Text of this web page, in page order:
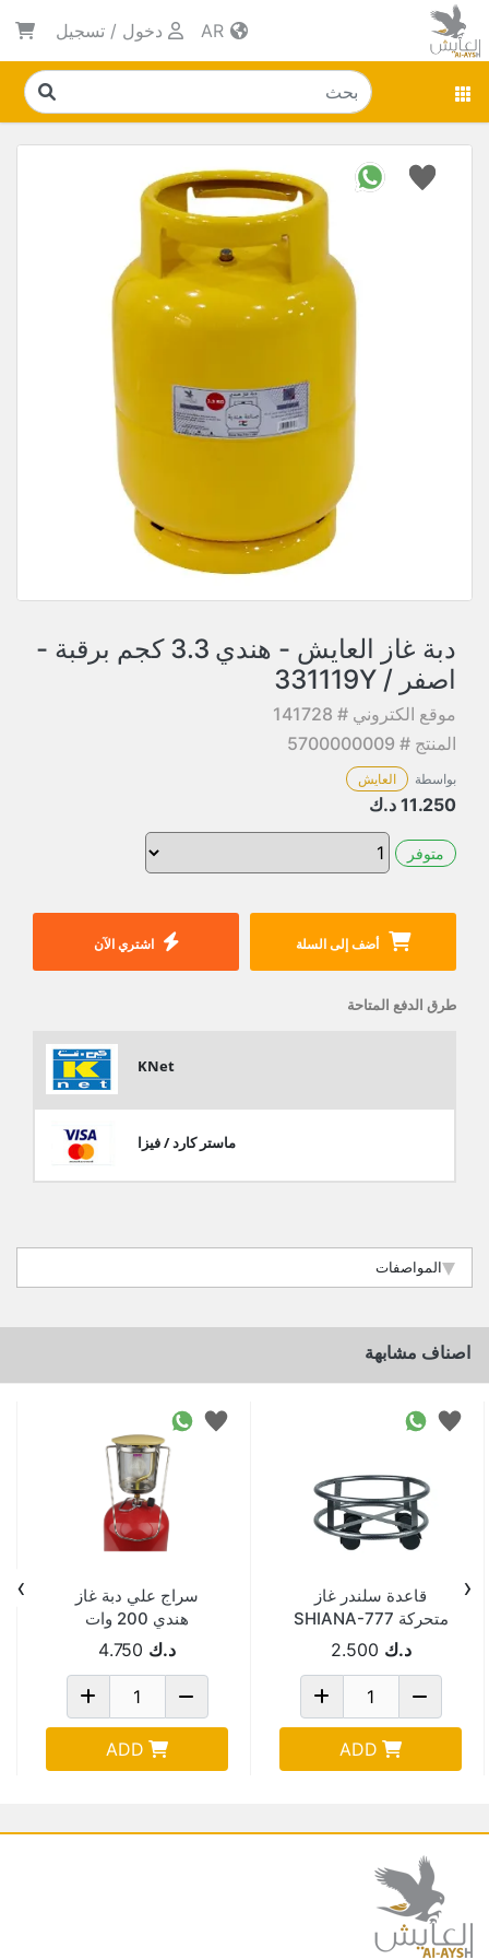
دخول / تسجيل
دبة غاز العايش - هندي 3.3 كجم برقبة -
اصفر / 331119Y
موقع الكتروني # 141728
المنتج # 5700000009
بواسطة العايش
11.250 د.ك
متوفر
أضف إلى السلة اشتري الآن
طرق الدفع المتاحة
KNet
ماستر كارد / فيزا
المواصفات
اصناف مشابهة
قاعدة سلندر غاز
متحركة SHIANA-777
د.ك 2.500
ADD
سراج علي دبة غاز
هندي 200 وات
/522119
د.ك 4.750
ADD
‹
›